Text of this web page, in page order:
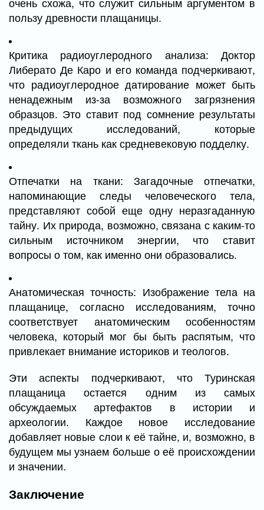
пользу древности плащаницы.
Критика радиоуглеродного анализа: Доктор
Либерато Де Каро и его команда подчеркивают,
что радиоуглеродное датирование может быть
ненадежным из-за возможного загрязнения
образцов. Это ставит под сомнение результаты
предыдущих исследований, которые
определяли ткань как средневековую подделку.
Отпечатки на ткани: Загадочные отпечатки,
напоминающие следы человеческого тела,
представляют собой еще одну неразгаданную
тайну. Их природа, возможно, связана с каким-то
сильным источником энергии, что ставит
вопросы о том, как именно они образовались.
Анатомическая точность: Изображение тела на
плащанице, согласно исследованиям, точно
соответствует анатомическим особенностям
человека, который мог бы быть распятым, что
привлекает внимание историков и теологов.
Эти аспекты подчеркивают, что Туринская
плащаница остается одним из самых
обсуждаемых артефактов в истории и
археологии. Каждое новое исследование
добавляет новые слои к её тайне, и, возможно, в
будущем мы узнаем больше о её происхождении
и значении.
Заключение